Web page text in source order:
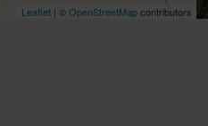
Leaflet| ©OpenStreetMapcontributors